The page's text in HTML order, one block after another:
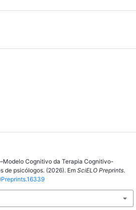
Cognitivo da Terapia Cognitivo-
de psicólogos. (2026). Em SciELO Preprints.